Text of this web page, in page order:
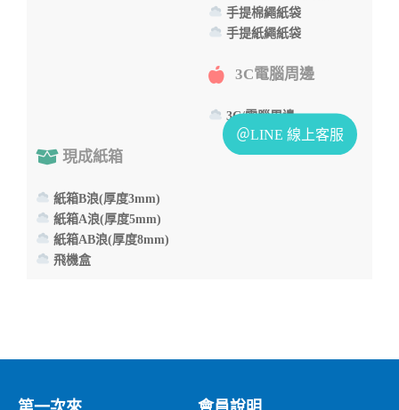
手提棉繩紙袋
手提紙繩紙袋
3C電腦周邊
3C/電腦周邊
現成紙箱
紙箱B浪(厚度3mm)
紙箱A浪(厚度5mm)
紙箱AB浪(厚度8mm)
飛機盒